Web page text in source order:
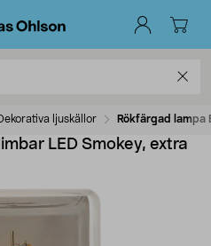
ljuskällor Rökfärgad lampa
LED Smokey, extra